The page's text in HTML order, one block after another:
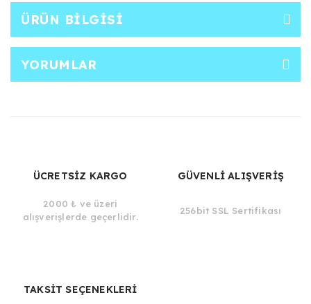
ÜRÜN BILGISI
YORUMLAR
ÜCRETSİZ KARGO
2000 ₺ ve üzeri
alışverişlerde geçerlidir.
GÜVENLİ ALIŞVERİŞ
256bit SSL Sertifikası
TAKSİT SEÇENEKLERİ